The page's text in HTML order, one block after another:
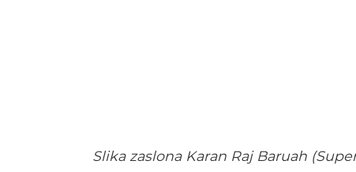
Slika zaslona Karan Raj Baruah